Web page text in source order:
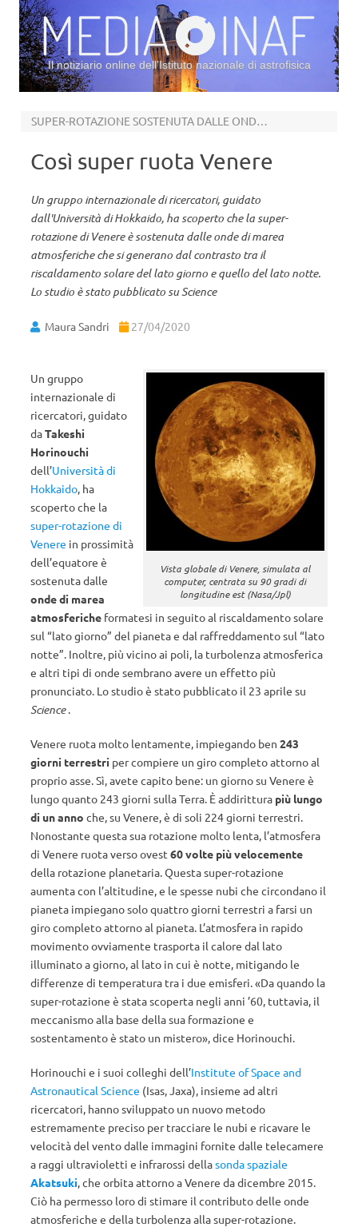
Il notiziario online dell’Istituto nazionale di astrofisica
SUPER-ROTAZIONE SOSTENUTA DALLE ONDE DI MAREA ATMOSFERICHE
Così super ruota Venere
Un gruppo internazionale di ricercatori, guidato
dall'Università di Hokkaido, ha scoperto che la super-
rotazione di Venere è sostenuta dalle onde di marea
atmosferiche che si generano dal contrasto tra il
riscaldamento solare del lato giorno e quello del lato notte.
Lo studio è stato pubblicato su Science
Maura Sandri 27/04/2020
Vista globale di Venere, simulata al
computer, centrata su 90 gradi di
longitudine est (Nasa/Jpl)
Un gruppo
internazionale di
ricercatori, guidato
daTakeshi
Horinouchi
dell’Università di
Hokkaido, ha
scoperto che la
super-rotazione di
Venere in prossimità
dell’equatore è
sostenuta dalle
onde di marea
atmosferiche formatesi in seguito al riscaldamento solare
sul “lato giorno” del pianeta e dal raffreddamento sul “lato
notte”. Inoltre, più vicino ai poli, la turbolenza atmosferica
e altri tipi di onde sembrano avere un effetto più
pronunciato. Lo studio è stato pubblicato il 23 aprile su
Science.
Venere ruota molto lentamente, impiegando ben 243
giorni terrestri per compiere un giro completo attorno al
proprio asse. Sì, avete capito bene: un giorno su Venere è
lungo quanto 243 giorni sulla Terra. È addirittura più lungo
di un anno che, su Venere, è di soli 224 giorni terrestri.
Nonostante questa sua rotazione molto lenta, l’atmosfera
di Venere ruota verso ovest 60 volte più velocemente
della rotazione planetaria. Questa super-rotazione
aumenta con l’altitudine, e le spesse nubi che circondano il
pianeta impiegano solo quattro giorni terrestri a farsi un
giro completo attorno al pianeta. L’atmosfera in rapido
movimento ovviamente trasporta il calore dal lato
illuminato a giorno, al lato in cui è notte, mitigando le
differenze di temperatura tra i due emisferi. «Da quando la
super-rotazione è stata scoperta negli anni ’60, tuttavia, il
meccanismo alla base della sua formazione e
sostentamento è stato un mistero», dice Horinouchi.
Horinouchi e i suoi colleghi dell’Institute of Space and
Astronautical Science (Isas, Jaxa), insieme ad altri
ricercatori, hanno sviluppato un nuovo metodo
estremamente preciso per tracciare le nubi e ricavare le
velocità del vento dalle immagini fornite dalle telecamere
a raggi ultravioletti e infrarossi dellasonda spaziale
Akatsuki, che orbita attorno a Venere da dicembre 2015.
Ciò ha permesso loro di stimare il contributo delle onde
atmosferiche e della turbolenza alla super-rotazione.